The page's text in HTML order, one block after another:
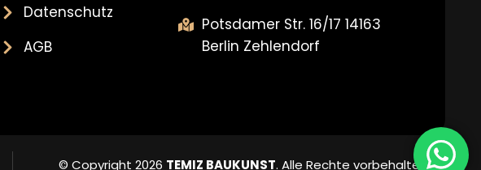
Datenschutz
AGB
Potsdamer Str. 16/17 14163
Berlin Zehlendorf
© Copyright 2026 TEMIZ BAUKUNST. Alle Rechte vorbehalten.